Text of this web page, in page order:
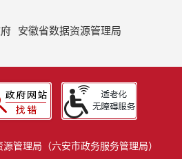
安徽省数据资源管理局
管理局（六安市政务服务管理局）